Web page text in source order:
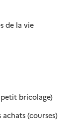
de la vie
bricolage): disponible
: non
(courses)
:
: non